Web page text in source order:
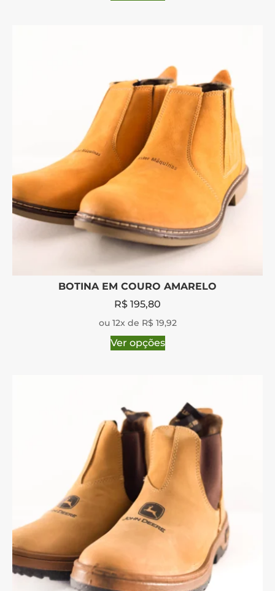
BOTINA EM COURO AMARELO
R$ 195,80
ou 12x de R$ 19,92
Ver opções